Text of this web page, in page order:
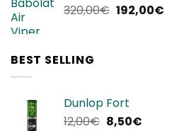
240,00€.
320,00€ Il
192,00€Il
BEST SELLING
Dunlop Fort
12,00€ Il
8,50€Il